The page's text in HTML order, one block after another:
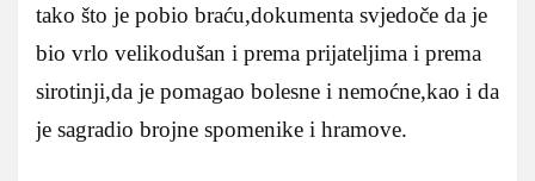
tako što je pobio braću,dokumenta svjedoče da je
bio vrlo velikodušan i prema prijateljima i prema
sirotinji,da je pomagao bolesne i nemoćne,kao i da
je sagradio brojne spomenike i hramove.